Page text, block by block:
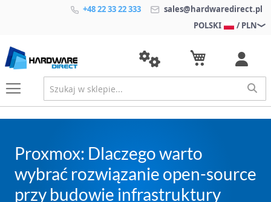
+48 22 33 22 333
sales@hardwaredirect.pl
POLSKI
/ PLN
Proxmox: Dlaczego warto
wybrać rozwiązanie open-source
przy budowie infrastruktury